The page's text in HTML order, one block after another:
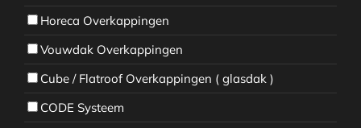
Horeca Overkappingen
Vouwdak Overkappingen
Cube / Flatroof Overkappingen ( glasdak )
CODE Systeem